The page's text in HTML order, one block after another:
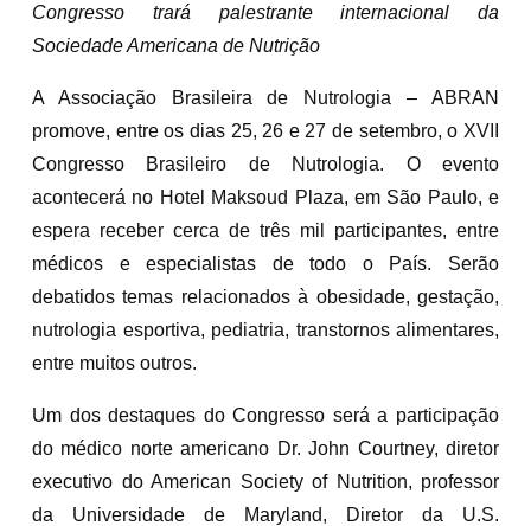
Congresso trará palestrante internacional da
Sociedade Americana de Nutrição
A Associação Brasileira de Nutrologia – ABRAN
promove, entre os dias 25, 26 e 27 de setembro, o XVII
Congresso Brasileiro de Nutrologia. O evento
acontecerá no Hotel Maksoud Plaza, em São Paulo, e
espera receber cerca de três mil participantes, entre
médicos e especialistas de todo o País. Serão
debatidos temas relacionados à obesidade, gestação,
nutrologia esportiva, pediatria, transtornos alimentares,
entre muitos outros.
Um dos destaques do Congresso será a participação
do médico norte americano Dr. John Courtney, diretor
executivo do American Society of Nutrition, professor
da Universidade de Maryland, Diretor da U.S.